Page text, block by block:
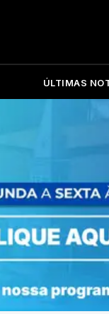
ÚLTIMAS